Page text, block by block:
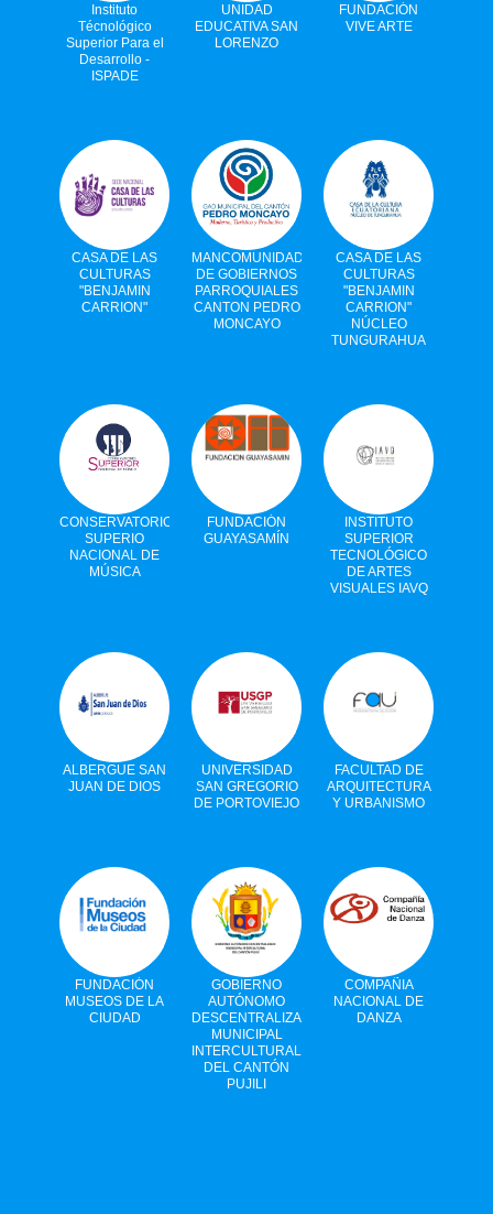
Instituto
Técnológico
Superior Para el
Desarrollo -
ISPADE
UNIDAD
EDUCATIVA SAN
LORENZO
FUNDACIÓN
VIVE ARTE
CASA DE LAS
CULTURAS
"BENJAMIN
CARRION"
MANCOMUNIDAD
DE GOBIERNOS
PARROQUIALES
CANTON PEDRO
MONCAYO
CASA DE LAS
CULTURAS
"BENJAMIN
CARRION"
NÚCLEO
TUNGURAHUA
CONSERVATORIO
SUPERIO
NACIONAL DE
MÚSICA
FUNDACIÓN
GUAYASAMÍN
INSTITUTO
SUPERIOR
TECNOLÓGICO
DE ARTES
VISUALES IAVQ
ALBERGUE SAN
JUAN DE DIOS
UNIVERSIDAD
SAN GREGORIO
DE PORTOVIEJO
FACULTAD DE
ARQUITECTURA
Y URBANISMO
FUNDACIÓN
MUSEOS DE LA
CIUDAD
GOBIERNO
AUTÓNOMO
DESCENTRALIZADO
MUNICIPAL
INTERCULTURAL
DEL CANTÓN
PUJILI
COMPAÑIA
NACIONAL DE
DANZA